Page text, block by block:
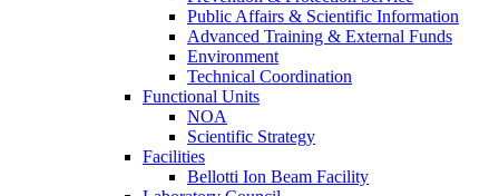
Public Affairs & Scientific Information
Advanced Training & External Funds
Environment
Technical Coordination
Functional Units
NOA
Scientific Strategy
Facilities
Bellotti Ion Beam Facility